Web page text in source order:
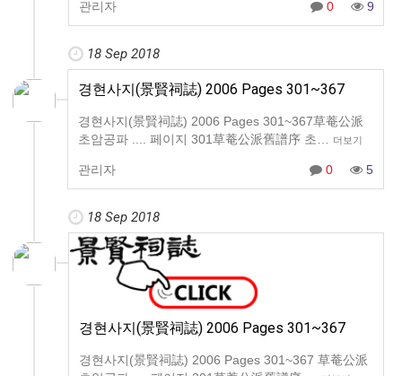
관리자 0 9
18 Sep 2018
경현사지(景賢祠誌) 2006 Pages 301~367
경현사지(景賢祠誌) 2006 Pages 301~367草菴公派
초암공파 .... 페이지 301草菴公派舊譜序 초…
더보기
관리자 0 5
18 Sep 2018
경현사지(景賢祠誌) 2006 Pages 301~367
경현사지(景賢祠誌) 2006 Pages 301~367 草菴公派